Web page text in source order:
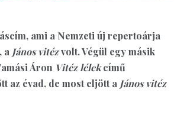
ami a Nemzeti új repertoárja
a János vitézvolt. Végül egy másik
Áron Vitéz lélekcímű
az évad, de most eljött a János vitéz